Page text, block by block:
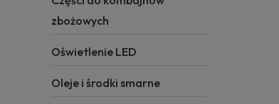
zbożowych
Oświetlenie LED
Oleje i środki smarne